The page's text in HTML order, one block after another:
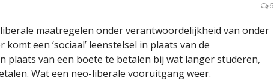
6
maatregelen onder verantwoordelijkheid van onder
komt een ‘sociaal’ leenstelsel in plaats van de
plaats van een boete te betalen bij wat langer studeren,
Wat een neo-liberale vooruitgang weer.